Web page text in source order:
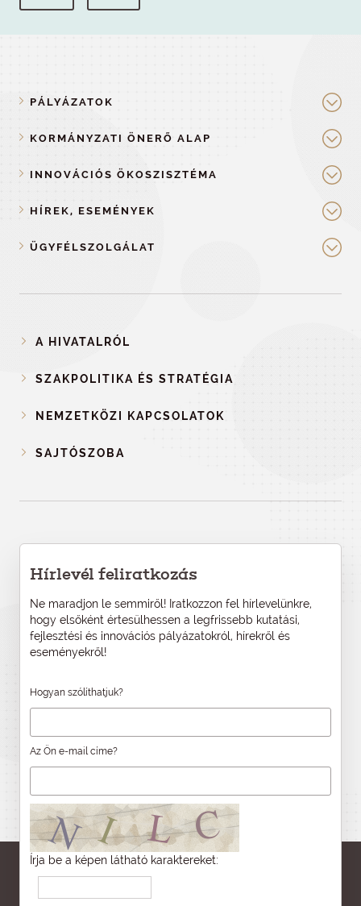
PÁLYÁZATOK
KORMÁNYZATI ÖNERŐ ALAP
INNOVÁCIÓS ÖKOSZISZTÉMA
HÍREK, ESEMÉNYEK
ÜGYFÉLSZOLGÁLAT
A HIVATALRÓL
SZAKPOLITIKA ÉS STRATÉGIA
NEMZETKÖZI KAPCSOLATOK
SAJTÓSZOBA
Hírlevél feliratkozás
Ne maradjon le semmiről! Iratkozzon fel hírlevelünkre,
hogy elsőként értesülhessen a legfrissebb kutatási,
fejlesztési és innovációs pályázatokról, hírekről és
eseményekről!
Hogyan szólíthatjuk?
Az Ön e-mail címe?
Írja be a képen látható karaktereket: